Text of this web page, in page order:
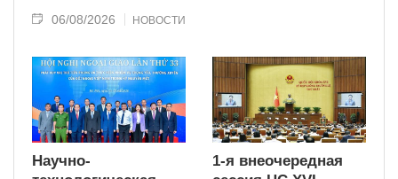
06/08/2026 НОВОСТИ
Научно-
1-я внеочередная